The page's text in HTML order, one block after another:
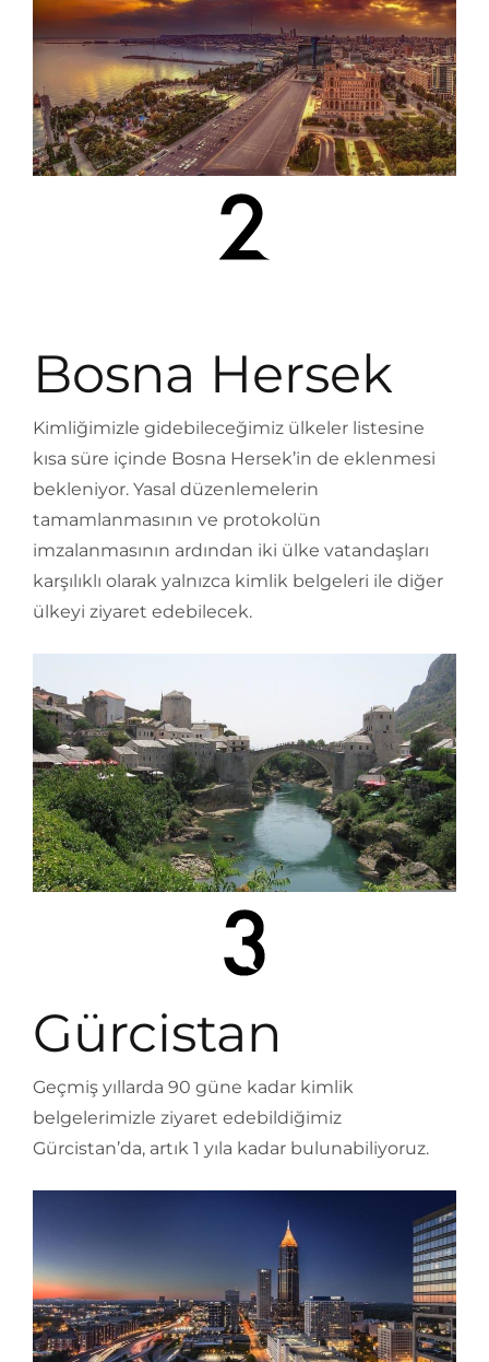
Bosna Hersek
Kimliğimizle gidebileceğimiz ülkeler listesine
kısa süre içinde Bosna Hersek’in de eklenmesi
bekleniyor. Yasal düzenlemelerin
tamamlanmasının ve protokolün
imzalanmasının ardından iki ülke vatandaşları
karşılıklı olarak yalnızca kimlik belgeleri ile diğer
ülkeyi ziyaret edebilecek.
Gürcistan
Geçmiş yıllarda 90 güne kadar kimlik
belgelerimizle ziyaret edebildiğimiz
Gürcistan’da, artık 1 yıla kadar bulunabiliyoruz.